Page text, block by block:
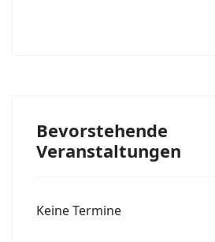
Bevorstehende
Veranstaltungen
Keine Termine